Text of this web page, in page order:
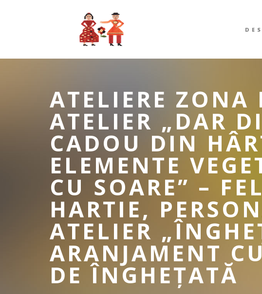
ATELIERE ZONA
ATELIER „DAR
CADOU DIN
ELEMENTE
CU SOARE” –
HARTIE,
ATELIER
ARANJAMENT
DE ÎNGHEȚATĂ